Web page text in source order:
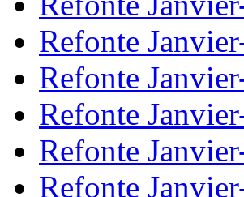
Refonte
Refonte
Refonte
Refonte
Refonte